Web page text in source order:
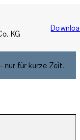
KG
nur für kurze Zeit.